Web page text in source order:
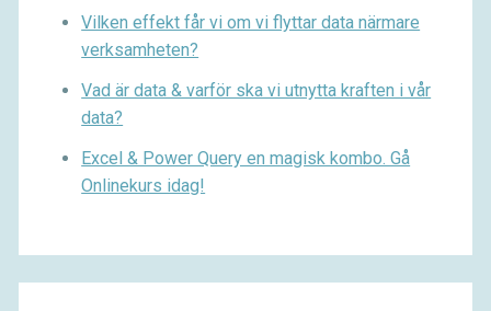
Vilken effekt får vi om vi flyttar data närmare
verksamheten?
Vad är data & varför ska vi utnytta kraften i vår
data?
Excel & Power Query en magisk kombo. Gå
Onlinekurs idag!